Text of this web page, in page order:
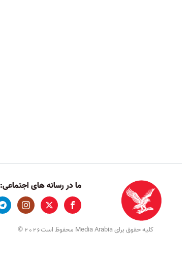
ما در رسانه های اجتماعی:
کلیه حقوق برای Media Arabia محفوظ است 2026
©